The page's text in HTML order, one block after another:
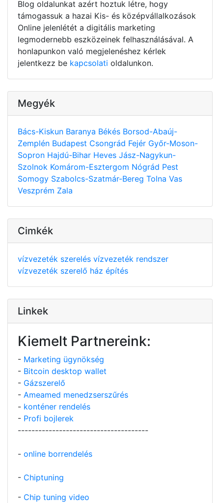
Blog oldalunkat azért hoztuk létre, hogy
támogassuk a hazai Kis- és középvállalkozások
Online jelenlétét a digitális marketing
legmodernebb eszközeinek felhasználásával. A
honlapunkon való megjelenéshez kérlek
jelentkezz be kapcsolati oldalunkon.
Megyék
Bács-Kiskun Baranya Békés Borsod-Abaúj-
Zemplén Budapest Csongrád Fejér Győr-Moson-
Sopron Hajdú-Bihar Heves Jász-Nagykun-
Szolnok Komárom-Esztergom Nógrád Pest
Somogy Szabolcs-Szatmár-Bereg Tolna Vas
Veszprém Zala
Cimkék
vízvezeték szerelés vízvezeték rendszer
vízvezeték szerelő ház építés
Linkek
Kiemelt Partnereink:
- Marketing ügynökség
- Bitcoin desktop wallet
- Gázszerelő
- Ameamed menedzserszűrés
- konténer rendelés
- Profi bojlerek
--------------------------------------
- online borrendelés
- Chiptuning
- Chip tuning video